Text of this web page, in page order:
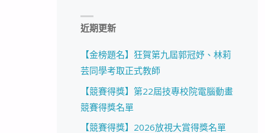
近期更新
【金榜題名】狂賀第九屆郭冠妤、林莉
芸同學考取正式教師
【競賽得獎】第22屆技專校院電腦動畫
競賽得獎名單
【競賽得獎】2026放視大賞得獎名單